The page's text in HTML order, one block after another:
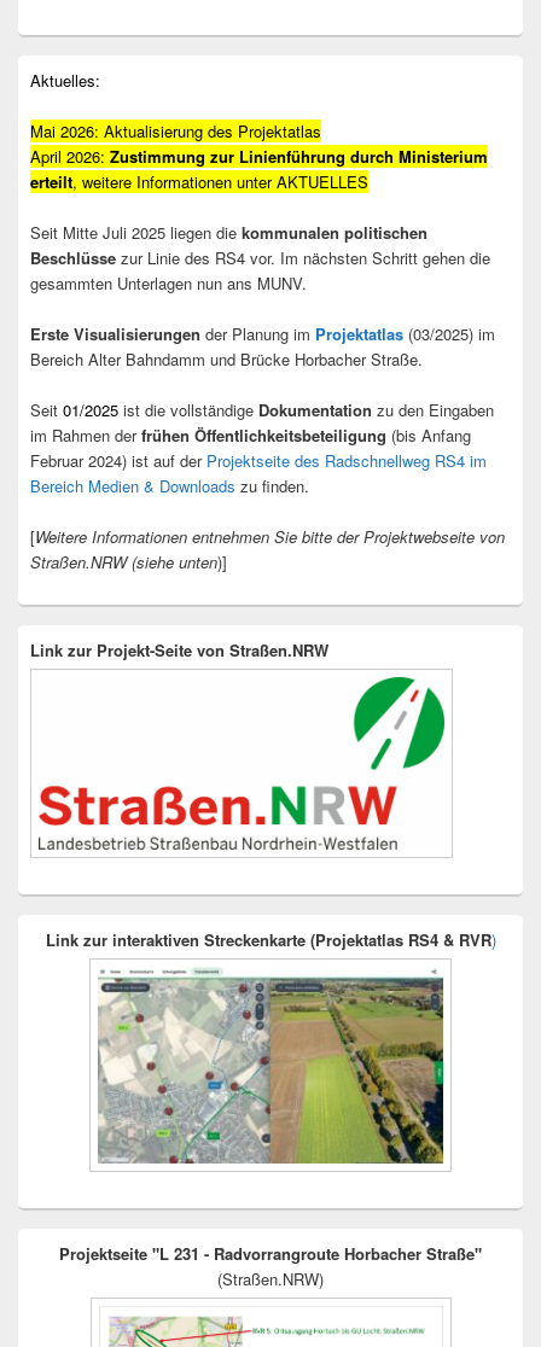
Seitenleisten-
Aktuelles:
Mai 2026: Aktualisierung des Projektatlas
April 2026: Zustimmung zur Linienführung durch Ministerium
erteilt, weitere Informationen unter AKTUELLES
Seit Mitte Juli 2025 liegen die kommunalen politischen
Beschlüsse zur Linie des RS4 vor. Im nächsten Schritt gehen die
gesammten Unterlagen nun ans MUNV.
Erste Visualisierungen der Planung im Projektatlas (03/2025) im
Bereich Alter Bahndamm und Brücke Horbacher Straße.
Seit 01/2025 ist die vollständige Dokumentation zu den Eingaben
im Rahmen derfrühen Öffentlichkeitsbeteiligung (bis Anfang
Februar 2024) ist auf der Projektseite des Radschnellweg RS4 im
Bereich Medien & Downloads zu finden.
[Weitere Informationen entnehmen Sie bitte der Projektwebseite von
Straßen.NRW (siehe unten)]
Link zur Projekt-Seite von Straßen.NRW
Link zur interaktiven Streckenkarte (Projektatlas RS4 & RVR)
Projektseite "L 231 - Radvorrangroute Horbacher Straße"
(Straßen.NRW)